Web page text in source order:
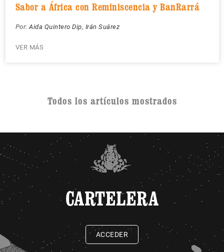
Sabor a África con Reminiscencia y BanRarrá
Por: Aida Quintero Dip, Irán Suárez
VER MÁS
Todos los artículos mostrados
CARTELERA
ACCEDER